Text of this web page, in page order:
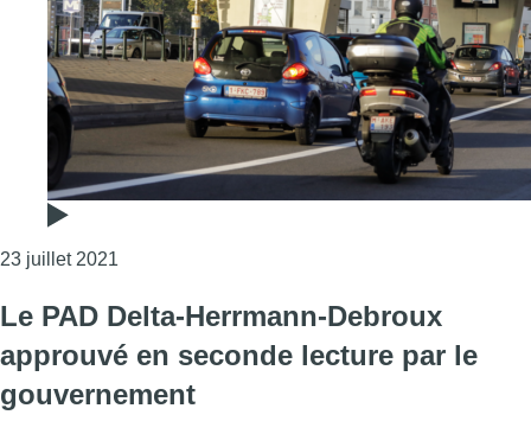
23 juillet 2021
Le PAD Delta-Herrmann-Debroux
approuvé en seconde lecture par le
gouvernement